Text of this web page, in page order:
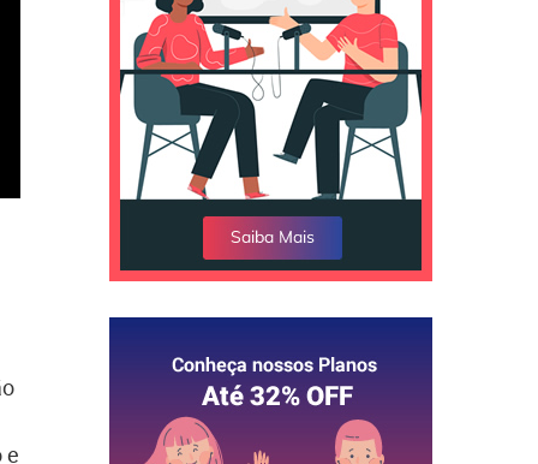
e